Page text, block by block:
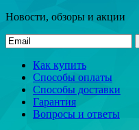
Новости, обзоры и акции
Как купить
Способы оплаты
Способы доставки
Гарантия
Вопросы и ответы